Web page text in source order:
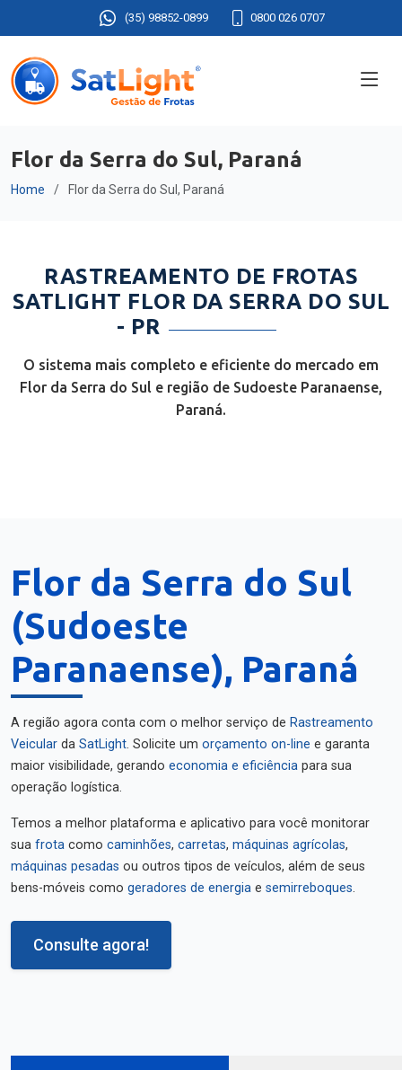
(35) 98852-0899 0800 026 0707
Flor da Serra do Sul, Paraná
Home Flor da Serra do Sul, Paraná
RASTREAMENTO DE FROTAS
SATLIGHT FLOR DA SERRA DO SUL
- PR
O sistema mais completo e eficiente do mercado em
Flor da Serra do Sul e região de Sudoeste Paranaense,
Paraná.
Flor da Serra do Sul
(Sudoeste
Paranaense), Paraná
A região agora conta com o melhor serviço de Rastreamento
Veicular da SatLight. Solicite um orçamento on-line e garanta
maior visibilidade, gerando economia e eficiência para sua
operação logística.
Temos a melhor plataforma e aplicativo para você monitorar
sua frota como caminhões, carretas, máquinas agrícolas,
máquinas pesadas ou outros tipos de veículos, além de seus
bens-móveis como geradores de energia e semirreboques.
Consulte agora!